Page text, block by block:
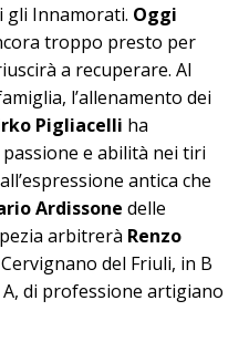
gli Innamorati. Oggi
troppo presto per
a recuperare. Al
l’allenamento dei
Pigliacelli ha
e abilità nei tiri
antica che
Ardissone delle
arbitrerà Renzo
del Friuli, in B
di professione artigiano